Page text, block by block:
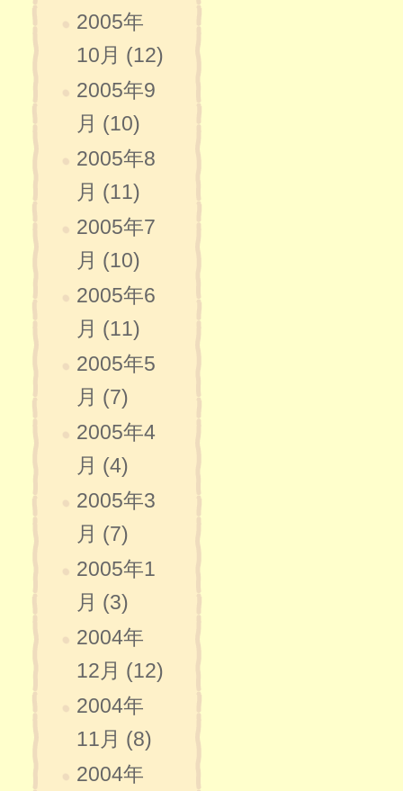
2005年
10月 (12)
2005年9
月 (10)
2005年8
月 (11)
2005年7
月 (10)
2005年6
月 (11)
2005年5
月 (7)
2005年4
月 (4)
2005年3
月 (7)
2005年1
月 (3)
2004年
12月 (12)
2004年
11月 (8)
2004年